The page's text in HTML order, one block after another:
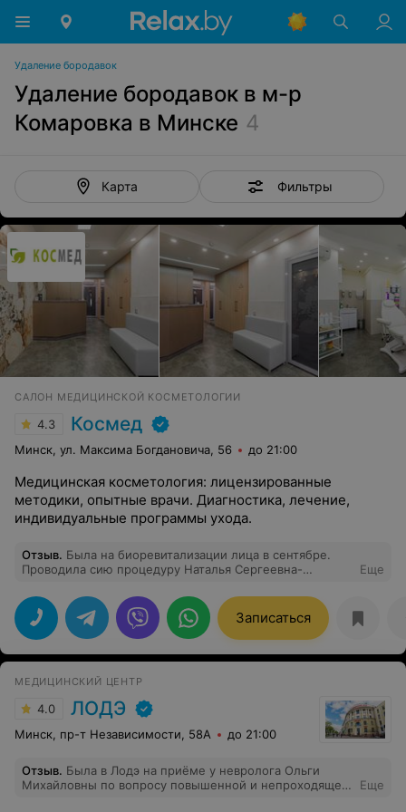
Удаление бородавок
Удаление бородавок в м-р
Комаровка в Минске 4
Карта Фильтры
САЛОН МЕДИЦИНСКОЙ КОСМЕТОЛОГИИ
4.3 Космед
Минск, ул. Максима Богдановича, 56 до 21:00
Медицинская косметология: лицензированные
методики, опытные врачи. Диагностика, лечение,
индивидуальные программы ухода.
Отзыв. Была на биоревитализации лица в сентябре.
Проводила сию процедуру Наталья Сергеевна-
подробно рассказала, подобрала препарат и
безболезненно провела процедуру!!!! Девочки, я
начитавшись страшных отзывов о том, что анастезия
не работает, довела себя до страшнейшей паники и
ооочень боялась процедуры. На самом же деле все
что каждый пишет о своих ощущениях, но пугаются-то
все! Сегодня иду уже во второй раз и ничуть не
боюсь!!!! Особая благодарность Наталье Сергеевне!
Рекомендую!
Еще
Записаться
МЕДИЦИНСКИЙ ЦЕНТР
4.0 ЛОДЭ
Минск, пр-т Независимости, 58А до 21:00
Отзыв. Была в Лодэ на приёме у невролога Ольги
Михайловны по вопросу повышенной и непроходящей
Еще